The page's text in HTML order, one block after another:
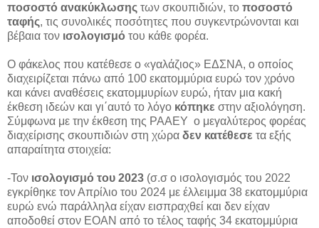
ποσοστό ανακύκλωσης των σκουπιδιών, το ποσοστό
ταφής, τις συνολικές ποσότητες που συγκεντρώνονται και
βέβαια τον ισολογισμό του κάθε φορέα.
Ο φάκελος που κατέθεσε ο «γαλάζιος» ΕΔΣΝΑ, ο οποίος
διαχειρίζεται πάνω από 100 εκατομμύρια ευρώ τον χρόνο
και κάνει αναθέσεις εκατομμυρίων ευρώ, ήταν μια κακή
έκθεση ιδεών και γι΄αυτό το λόγο κόπηκε στην αξιολόγηση.
Σύμφωνα με την έκθεση της ΡΑΑΕΥ ο μεγαλύτερος φορέας
διαχείρισης σκουπιδιών στη χώρα δεν κατέθεσε τα εξής
απαραίτητα στοιχεία:
-Τον ισολογισμό του 2023 (σ.σ ο ισολογισμός του 2022
εγκρίθηκε τον Απρίλιο του 2024 με έλλειμμα 38 εκατομμύρια
ευρώ ενώ παράλληλα είχαν εισπραχθεί και δεν είχαν
αποδοθεί στον ΕΟΑΝ από το τέλος ταφής 34 εκατομμύρια